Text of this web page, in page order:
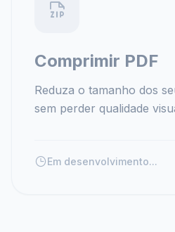
Comprimir PDF
Reduza o tamanho dos
sem perder qualidade
Em desenvolvimento...